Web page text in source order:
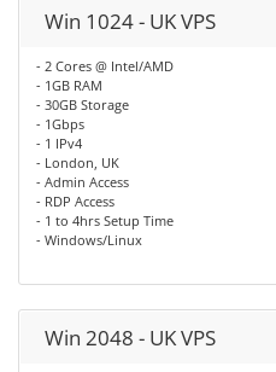
Win 1024 - UK VPS
- 2 Cores @ Intel/AMD
- 1GB RAM
- 30GB Storage
- 1Gbps
- 1 IPv4
- London, UK
- Admin Access
- RDP Access
- 1 to 4hrs Setup Time
- Windows/Linux
Win 2048 - UK VPS